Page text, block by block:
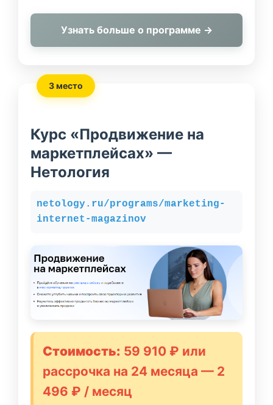
Узнать больше о программе →
3 место
Курс «Продвижение на
маркетплейсах» —
Нетология
netology.ru/programs/marketing-
internet-magazinov
Стоимость: 59 910 ₽ или
рассрочка на 24 месяца — 2
496 ₽ / месяц